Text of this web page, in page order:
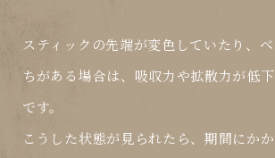
スティックの先端が変色していたり、
ちがある場合は、吸収力や拡散力が低
です。
こうした状態が見られたら、期間にか